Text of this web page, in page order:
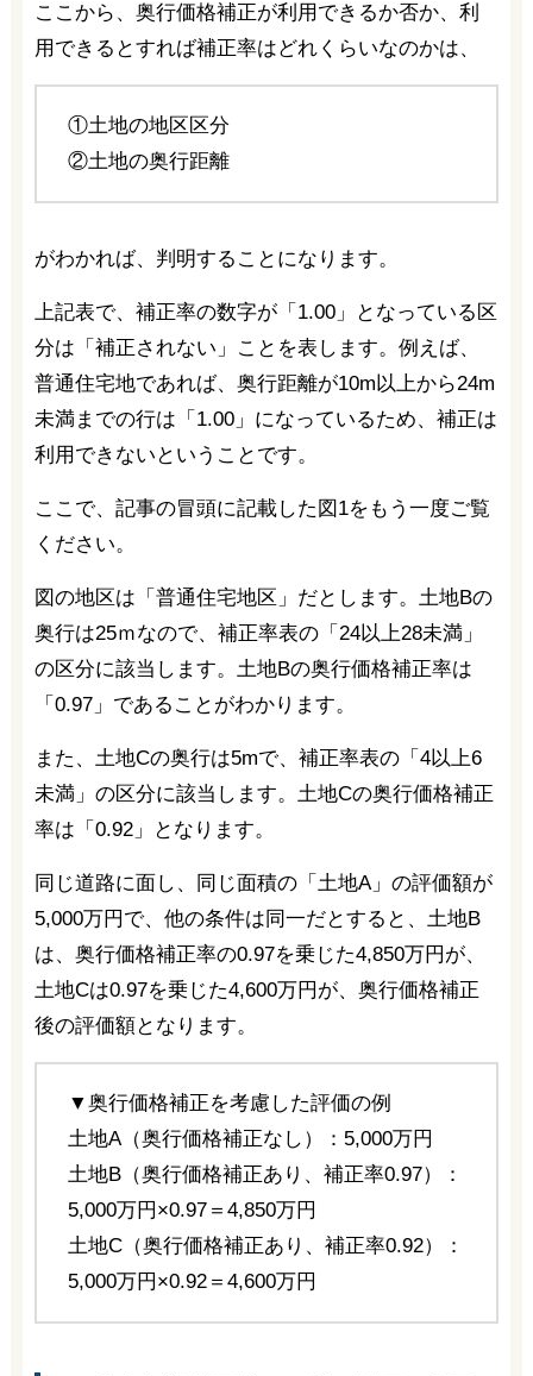
ここから、奥行価格補正が利用できるか否か、利
用できるとすれば補正率はどれくらいなのかは、
①土地の地区区分
②土地の奥行距離
がわかれば、判明することになります。
上記表で、補正率の数字が「1.00」となっている区
分は「補正されない」ことを表します。例えば、
普通住宅地であれば、奥行距離が10m以上から24m
未満までの行は「1.00」になっているため、補正は
利用できないということです。
ここで、記事の冒頭に記載した図1をもう一度ご覧
ください。
図の地区は「普通住宅地区」だとします。土地Bの
奥行は25ｍなので、補正率表の「24以上28未満」
の区分に該当します。土地Bの奥行価格補正率は
「0.97」であることがわかります。
また、土地Cの奥行は5mで、補正率表の「4以上6
未満」の区分に該当します。土地Cの奥行価格補正
率は「0.92」となります。
同じ道路に面し、同じ面積の「土地A」の評価額が
5,000万円で、他の条件は同一だとすると、土地B
は、奥行価格補正率の0.97を乗じた4,850万円が、
土地Cは0.97を乗じた4,600万円が、奥行価格補正
後の評価額となります。
▼奥行価格補正を考慮した評価の例
土地A（奥行価格補正なし）：5,000万円
土地B（奥行価格補正あり、補正率0.97）：
5,000万円×0.97＝4,850万円
土地C（奥行価格補正あり、補正率0.92）：
5,000万円×0.92＝4,600万円